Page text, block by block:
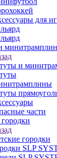
для
и
части
городки
SLP